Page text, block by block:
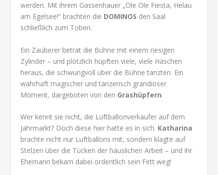
werden. Mit ihrem Gassenhauer „Ole Ole Fiesta, Helau
am Egelsee!“ brachten die DOMINOS den Saal
schließlich zum Toben.
Ein Zauberer betrat die Bühne mit einem riesigen
Zylinder – und plötzlich hüpften viele, viele Häschen
heraus, die schwungvoll über die Bühne tanzten. Ein
wahrhaft magischer und tänzerisch grandioser
Moment, dargeboten von den Grashüpfern.
Wer kennt sie nicht, die Luftballonverkäufer auf dem
Jahrmarkt? Doch diese hier hatte es in sich. Katharina
brachte nicht nur Luftballons mit, sondern klagte auf
Stelzen über die Tücken der häuslichen Arbeit – und ihr
Ehemann bekam dabei ordentlich sein Fett weg!